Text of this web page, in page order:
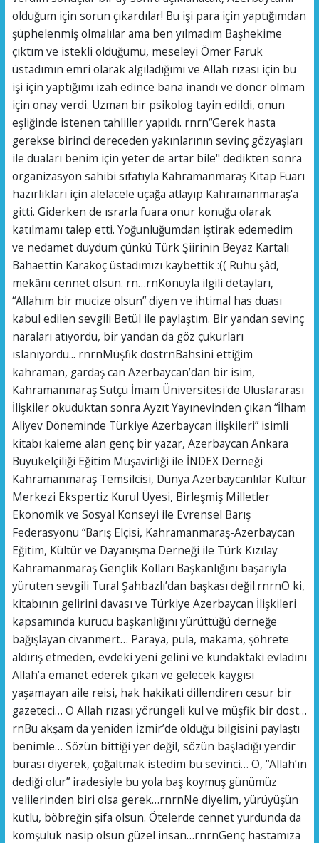
olduğum için sorun çıkardılar! Bu işi para için yaptığımdan
şüphelenmiş olmalılar ama ben yılmadım Başhekime
çıktım ve istekli olduğumu, meseleyi Ömer Faruk
üstadımın emri olarak algıladığımı ve Allah rızası için bu
işi için yaptığımı izah edince bana inandı ve donör olmam
için onay verdi. Uzman bir psikolog tayin edildi, onun
eşliğinde istenen tahliller yapıldı. rnrn“Gerek hasta
gerekse birinci dereceden yakınlarının sevinç gözyaşları
ile duaları benim için yeter de artar bile" dedikten sonra
organizasyon sahibi sıfatıyla Kahramanmaraş Kitap Fuarı
hazırlıkları için alelacele uçağa atlayıp Kahramanmaraş'a
gitti. Giderken de ısrarla fuara onur konuğu olarak
katılmamı talep etti. Yoğunluğumdan iştirak edemedim
ve nedamet duydum çünkü Türk Şiirinin Beyaz Kartalı
Bahaettin Karakoç üstadımızı kaybettik :(( Ruhu şâd,
mekânı cennet olsun. rn…rnKonuyla ilgili detayları,
“Allahım bir mucize olsun” diyen ve ihtimal has duası
kabul edilen sevgili Betül ile paylaştım. Bir yandan sevinç
naraları atıyordu, bir yandan da göz çukurları
ıslanıyordu... rnrnMüşfik dostrnBahsini ettiğim
kahraman, gardaş can Azerbaycan’dan bir isim,
Kahramanmaraş Sütçü İmam Üniversitesi'de Uluslararası
İlişkiler okuduktan sonra Ayzıt Yayınevinden çıkan “İlham
Aliyev Döneminde Türkiye Azerbaycan İlişkileri” isimli
kitabı kaleme alan genç bir yazar, Azerbaycan Ankara
Büyükelçiliği Eğitim Müşavirliği ile İNDEX Derneği
Kahramanmaraş Temsilcisi, Dünya Azerbaycanlılar Kültür
Merkezi Ekspertiz Kurul Üyesi, Birleşmiş Milletler
Ekonomik ve Sosyal Konseyi ile Evrensel Barış
Federasyonu “Barış Elçisi, Kahramanmaraş-Azerbaycan
Eğitim, Kültür ve Dayanışma Derneği ile Türk Kızılay
Kahramanmaraş Gençlik Kolları Başkanlığını başarıyla
yürüten sevgili Tural Şahbazlı’dan başkası değil.rnrnO ki,
kitabının gelirini davası ve Türkiye Azerbaycan İlişkileri
kapsamında kurucu başkanlığını yürüttüğü derneğe
bağışlayan civanmert… Paraya, pula, makama, şöhrete
aldırış etmeden, evdeki yeni gelini ve kundaktaki evladını
Allah’a emanet ederek çıkan ve gelecek kaygısı
yaşamayan aile reisi, hak hakikati dillendiren cesur bir
gazeteci… O Allah rızası yörüngeli kul ve müşfik bir dost…
rnBu akşam da yeniden İzmir’de olduğu bilgisini paylaştı
benimle… Sözün bittiği yer değil, sözün başladığı yerdir
burası diyerek, çoğaltmak istedim bu sevinci… O, “Allah’ın
dediği olur” iradesiyle bu yola baş koymuş günümüz
velilerinden biri olsa gerek…rnrnNe diyelim, yürüyüşün
kutlu, böbreğin şifa olsun. Ötelerde cennet yurdunda da
komşuluk nasip olsun güzel insan…rnrnGenç hastamıza